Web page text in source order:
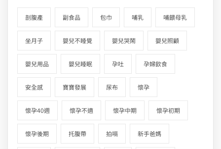
剖腹產 副食品 包巾 哺乳 哺餵母乳
坐月子 嬰兒不睡覺 嬰兒哭鬧 嬰兒照顧
嬰兒用品 嬰兒睡眠 孕吐 孕婦飲食
安全感 寶寶發展 尿布 懷孕
懷孕40週 懷孕不適 懷孕中期 懷孕初期
懷孕後期 托腹帶 拍嗝 新手爸媽